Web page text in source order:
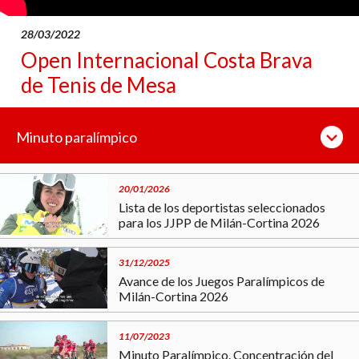
28/03/2022
Open Internacional Costa Brava
de Tenis de Mesa
Minuto paralímpico
20/01/2026
Lista de los deportistas seleccionados
para los JJPP de Milán-Cortina 2026
31/12/2025
Avance de los Juegos Paralímpicos de
Milán-Cortina 2026
11/07/2023
Minuto Paralímpico. Concentración del